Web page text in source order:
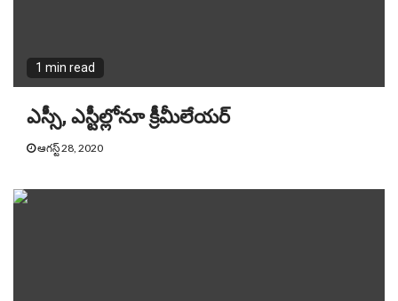
1 min read
ఎస్సీ, ఎస్టీల్లోనూ క్రీమీలేయర్‌
ఆగస్ట్ 28, 2020